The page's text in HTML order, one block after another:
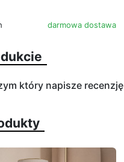
darmowa dostawa
który napisze recenzję